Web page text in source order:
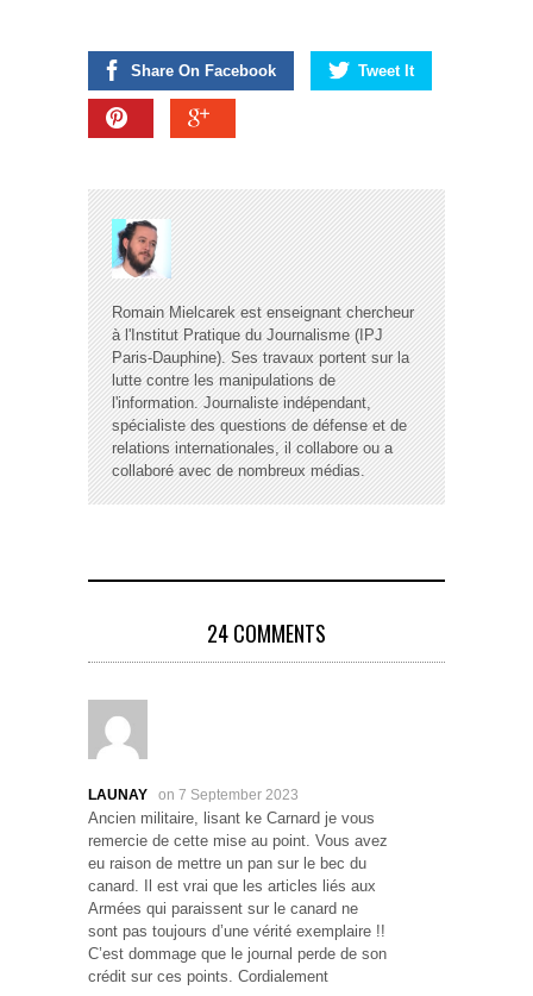
Share On Facebook Tweet It
Romain Mielcarek est enseignant chercheur
à l'Institut Pratique du Journalisme (IPJ
Paris-Dauphine). Ses travaux portent sur la
lutte contre les manipulations de
l'information. Journaliste indépendant,
spécialiste des questions de défense et de
relations internationales, il collabore ou a
collaboré avec de nombreux médias.
24 COMMENTS
LAUNAY on 7 September 2023
Ancien militaire, lisant ke Carnard je vous
remercie de cette mise au point. Vous avez
eu raison de mettre un pan sur le bec du
canard. Il est vrai que les articles liés aux
Armées qui paraissent sur le canard ne
sont pas toujours d’une vérité exemplaire !!
C’est dommage que le journal perde de son
crédit sur ces points. Cordialement